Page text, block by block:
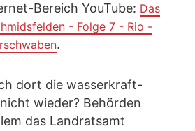
Bereich YouTube: Das
- Folge 7 - Rio -
.
dort die wasserkraft-
wieder? Behörden
das Landratsamt